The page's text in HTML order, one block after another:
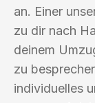
an. Einer
zu dir nach
deinem
zu
individuelles